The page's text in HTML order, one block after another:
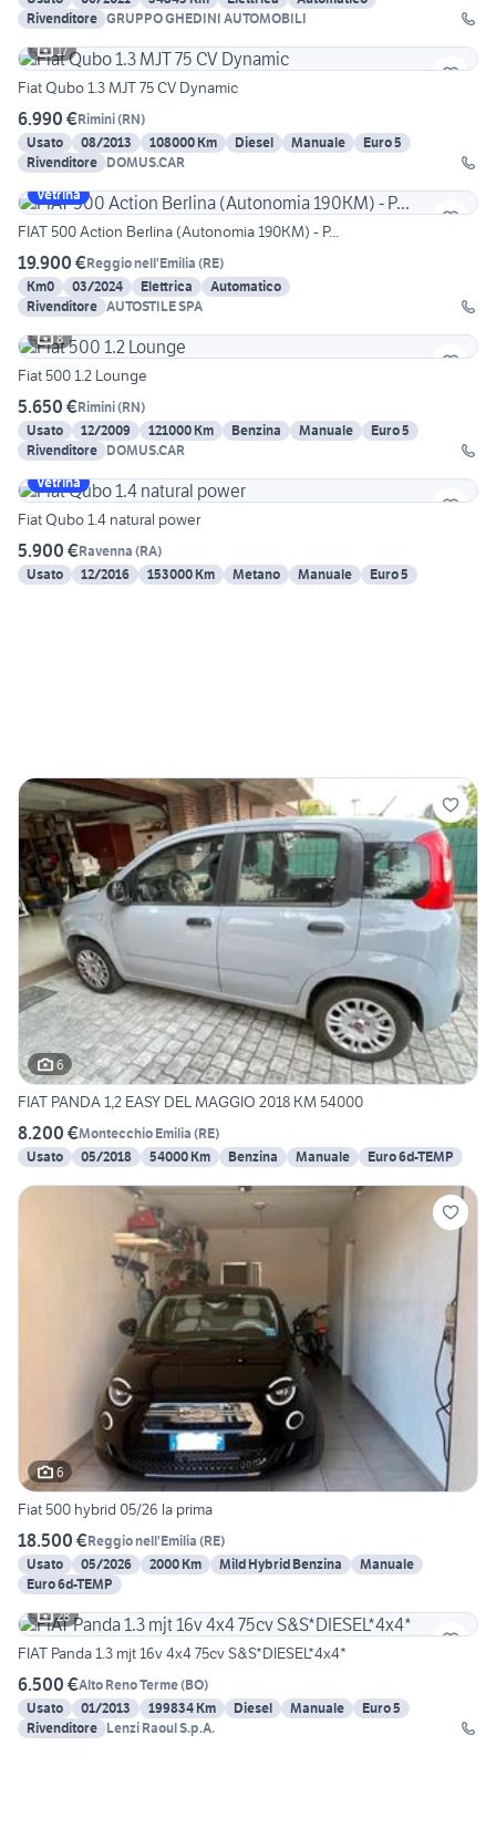
Rivenditore GRUPPO GHEDINI AUTOMOBILI
17
Fiat Qubo 1.3 MJT 75 CV Dynamic
6.990 €Rimini(RN)
Usato
08/2013 108000 Km Diesel Manuale
Euro 5
Rivenditore DOMUS.CAR
Vetrina
FIAT 500 Action Berlina (Autonomia 190KM) - P...
19.900 €Reggio nell'Emilia (RE)
Km0
03/2024 Elettrica
Automatico
Rivenditore AUTOSTILE SPA
8
Fiat 500 1.2 Lounge
5.650 €Rimini(RN)
Usato
12/2009 121000 Km Benzina Manuale
Euro 5
Rivenditore DOMUS.CAR
Vetrina
Fiat Qubo 1.4 natural power
5.900 €Ravenna (RA)
Usato
12/2016 153000 Km Metano Manuale Euro 5
6
FIAT PANDA 1,2 EASY DEL MAGGIO 2018 KM 54000
8.200 €Montecchio Emilia (RE)
Usato
05/2018 54000 Km Benzina Manuale Euro 6d-TEMP
6
Fiat 500 hybrid 05/26 la prima
18.500 €Reggio nell'Emilia (RE)
Usato
05/2026 2000 Km Mild Hybrid Benzina
Manuale
Euro 6d-TEMP
28
FIAT Panda 1.3 mjt 16v 4x4 75cv S&S*DIESEL*4x4*
6.500 €Alto Reno Terme(BO)
Usato
01/2013 199834 Km Diesel Manuale
Euro 5
Rivenditore Lenzi Raoul S.p.A.